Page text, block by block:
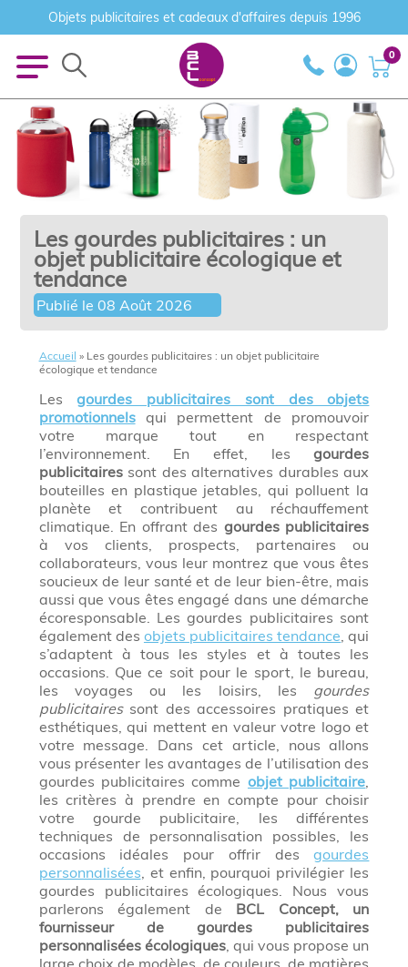
Objets publicitaires et cadeaux d'affaires depuis 1996
0
Les gourdes publicitaires : un
objet publicitaire écologique et
tendance
Publié le08 Août 2026
Accueil » Les gourdes publicitaires : un objet publicitaire
écologique et tendance
Lesgourdes publicitaires sont des objets
promotionnelsqui permettent de promouvoir
votre marque tout en respectant
l’environnement. En effet, lesgourdes
publicitairessont des alternatives durables aux
bouteilles en plastique jetables, qui polluent la
planète et contribuent au réchauffement
climatique. En offrant des gourdes publicitaires
à vos clients, prospects, partenaires ou
collaborateurs, vous leur montrez que vous êtes
soucieux de leur santé et de leur bien-être, mais
aussi que vous êtes engagé dans une démarche
écoresponsable. Les gourdes publicitaires sont
également des objets publicitaires tendance, qui
s’adaptent à tous les styles et à toutes les
occasions. Que ce soit pour le sport, le bureau,
les voyages ou les loisirs, les gourdes
publicitairessont des accessoires pratiques et
esthétiques, qui mettent en valeur votre logo et
votre message. Dans cet article, nous allons
vous présenter les avantages de l’utilisation des
gourdes publicitaires comme objet publicitaire,
les critères à prendre en compte pour choisir
votre gourde publicitaire, les différentes
techniques de personnalisation possibles, les
occasions idéales pour offrir desgourdes
personnalisées, et enfin, pourquoi privilégier les
gourdes publicitaires écologiques. Nous vous
parlerons également de BCL Concept, un
fournisseur de gourdes publicitaires
personnalisées écologiques, qui vous propose un
large choix de modèles, de couleurs, de matières